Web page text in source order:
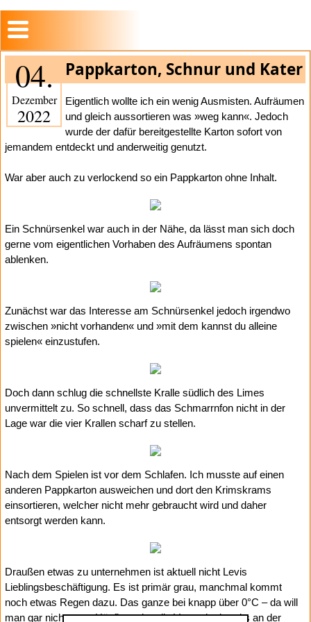
04.
Dezember
2022
Pappkarton, Schnur und Kater
Eigentlich wollte ich ein wenig Ausmisten. Aufräumen
und gleich aussortieren was »weg kann«. Jedoch
wurde der dafür bereitgestellte Karton sofort von
jemandem entdeckt und anderweitig genutzt.
War aber auch zu verlockend so ein Pappkarton ohne Inhalt.
Ein Schnürsenkel war auch in der Nähe, da lässt man sich doch
gerne vom eigentlichen Vorhaben des Aufräumens spontan
ablenken.
Zunächst war das Interesse am Schnürsenkel jedoch irgendwo
zwischen »nicht vorhanden« und »mit dem kannst du alleine
spielen« einzustufen.
Doch dann schlug die schnellste Kralle südlich des Limes
unvermittelt zu. So schnell, dass das Schmarrnfon nicht in der
Lage war die vier Krallen scharf zu stellen.
Nach dem Spielen ist vor dem Schlafen. Ich musste auf einen
anderen Pappkarton ausweichen und dort den Krimskrams
einsortieren, welcher nicht mehr gebraucht wird und daher
entsorgt werden kann.
Draußen etwas zu unternehmen ist aktuell nicht Levis
Lieblingsbeschäftigung. Es ist primär grau, manchmal kommt
noch etwas Regen dazu. Das ganze bei knapp über 0°C – da will
man gar nicht raus. Häufig enden die Versuche bereits an der